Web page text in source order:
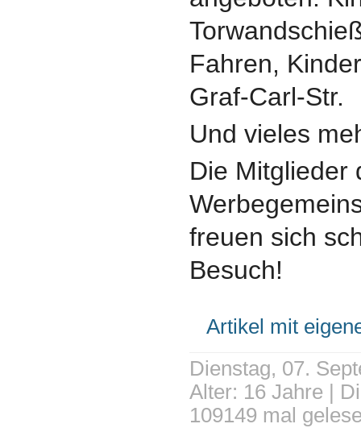
Fahren,
Graf-Carl-Str.
Und vieles
Die Mitglieder
freuen sich
Besuch!
Artikel mit
Dienstag, 07.
Alter: 16 Jahre |
109149 mal